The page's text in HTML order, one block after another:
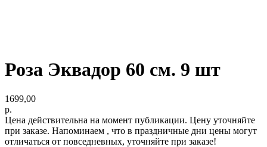
Роза Эквадор 60 см. 9 шт
1699,00
р.
Цена действительна на момент публикации. Цену уточняйте
при заказе. Напоминаем , что в праздничные дни цены могут
отличаться от повседневных, уточняйте при заказе!